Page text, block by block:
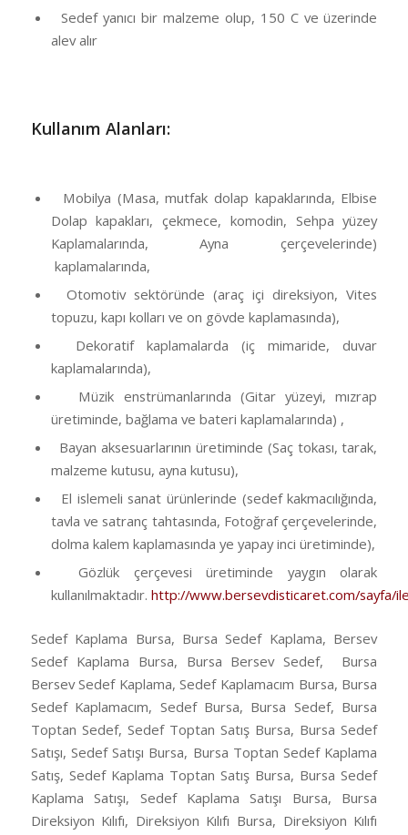
Sedef yanıcı bir malzeme olup, 150 C ve üzerinde
alev alır
Kullanım Alanları:
Mobilya (Masa, mutfak dolap kapaklarında, Elbise
Dolap kapakları, çekmece, komodin, Sehpa yüzey
Kaplamalarında, Ayna çerçevelerinde)
kaplamalarında,
Otomotiv sektöründe (araç içi direksiyon, Vites
topuzu, kapı kolları ve on gövde kaplamasında),
Dekoratif kaplamalarda (iç mimaride, duvar
kaplamalarında),
Müzik enstrümanlarında (Gitar yüzeyi, mızrap
üretiminde, bağlama ve bateri kaplamalarında) ,
Bayan aksesuarlarının üretiminde (Saç tokası, tarak,
malzeme kutusu, ayna kutusu),
El islemeli sanat ürünlerinde (sedef kakmacılığında,
tavla ve satranç tahtasında, Fotoğraf çerçevelerinde,
dolma kalem kaplamasında ye yapay inci üretiminde),
Gözlük çerçevesi üretiminde yaygın olarak
kullanılmaktadır. http://www.bersevdisticaret.com/sayfa/
Sedef Kaplama Bursa, Bursa Sedef Kaplama, Bersev
Sedef Kaplama Bursa, Bursa Bersev Sedef, Bursa
Bersev Sedef Kaplama, Sedef Kaplamacım Bursa, Bursa
Sedef Kaplamacım, Sedef Bursa, Bursa Sedef, Bursa
Toptan Sedef, Sedef Toptan Satış Bursa, Bursa Sedef
Satışı, Sedef Satışı Bursa, Bursa Toptan Sedef Kaplama
Satış, Sedef Kaplama Toptan Satış Bursa, Bursa Sedef
Kaplama Satışı, Sedef Kaplama Satışı Bursa, Bursa
Direksiyon Kılıfı, Direksiyon Kılıfı Bursa, Direksiyon Kılıfı